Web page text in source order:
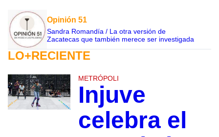
Opinión 51
Sandra Romandía / La otra versión de
Zacatecas que también merece ser investigada
LO+RECIENTE
METRÓPOLI
Injuve
celebra el